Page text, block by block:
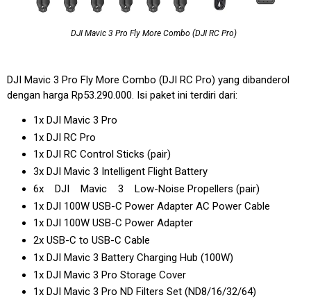
DJI Mavic 3 Pro Fly More Combo (DJI RC Pro)
DJI Mavic 3 Pro Fly More Combo (DJI RC Pro) yang dibanderol
dengan harga Rp53.290.000. Isi paket ini terdiri dari:
1x DJI Mavic 3 Pro
1x DJI RC Pro
1x DJI RC Control Sticks (pair)
3x DJI Mavic 3 Intelligent Flight Battery
6x DJI Mavic 3 Low-Noise Propellers (pair)
1x DJI 100W USB-C Power Adapter AC Power Cable
1x DJI 100W USB-C Power Adapter
2x USB-C to USB-C Cable
1x DJI Mavic 3 Battery Charging Hub (100W)
1x DJI Mavic 3 Pro Storage Cover
1x DJI Mavic 3 Pro ND Filters Set (ND8/16/32/64)